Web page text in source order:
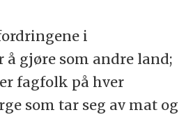
i
å gjøre som andre land;
fagfolk på hver
som tar seg av mat og